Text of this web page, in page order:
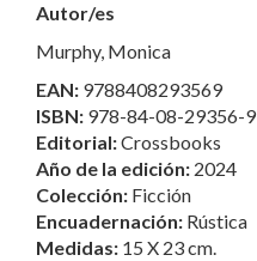
Autor/es
Murphy, Monica
EAN: 9788408293569
ISBN: 978-84-08-29356-9
Editorial:Crossbooks
Año de la edición: 2024
Colección: Ficción
Encuadernación: Rústica
Medidas: 15 X 23 cm.